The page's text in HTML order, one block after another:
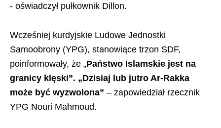
- oświadczył pułkownik Dillon.
Wcześniej kurdyjskie Ludowe Jednostki
Samoobrony (YPG), stanowiące trzon SDF,
poinformowały, że „Państwo Islamskie jest na
granicy klęski”. „Dzisiaj lub jutro Ar-Rakka
może być wyzwolona” – zapowiedział rzecznik
YPG Nouri Mahmoud.